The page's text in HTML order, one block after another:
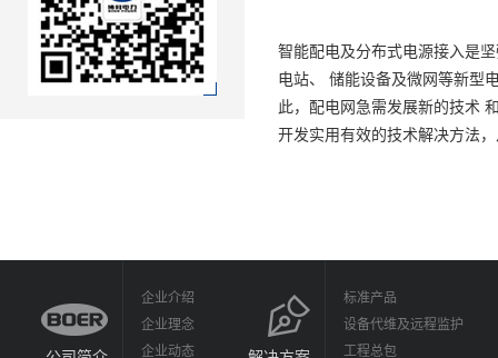
智能配电及分布式电源接入是
电站、 储能设备及微网等新型
此，配电网急需发展新的技术
开发实用有效的技术解决方法
企业介绍
企业理念
企业动态
标准产品
设备代维及远程监护
工程总包